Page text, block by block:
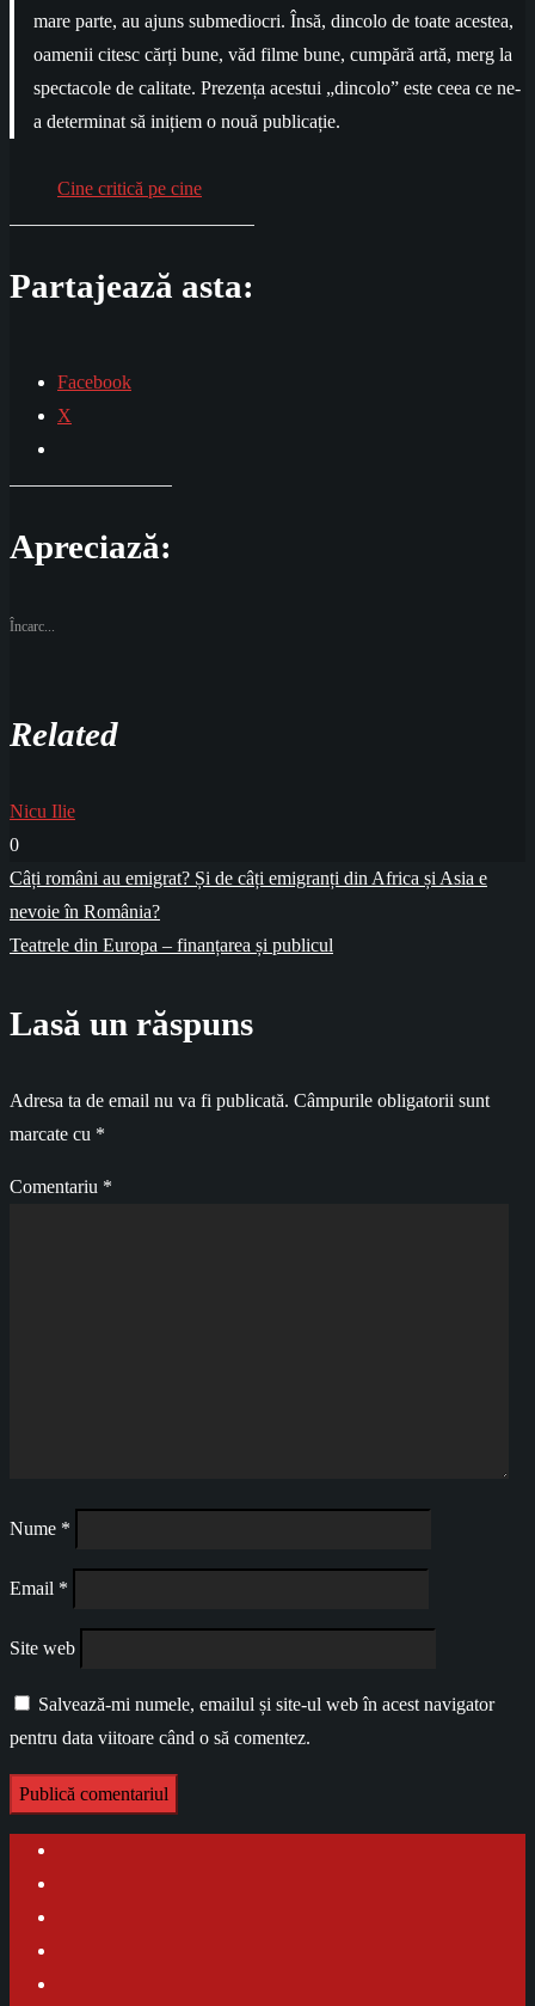
mare parte, au ajuns submediocri. Însă, dincolo de toate acestea,
oamenii citesc cărți bune, văd filme bune, cumpără artă, merg la
spectacole de calitate. Prezența acestui „dincolo” este ceea ce ne-
a determinat să inițiem o nouă publicație.
Cine critică pe cine
Partajează asta:
Facebook
X
Apreciază:
Încarc...
Related
Nicu Ilie
0
Navigare
în
articole
Câți români au emigrat? Și de câți emigranți din Africa și Asia e
nevoie în România?
Teatrele din Europa – finanțarea și publicul
Lasă un răspuns
Adresa ta de email nu va fi publicată. Câmpurile obligatorii sunt
marcate cu *
Comentariu *
Nume *
Email *
Site web
Salvează-mi numele, emailul și site-ul web în acest navigator
pentru data viitoare când o să comentez.